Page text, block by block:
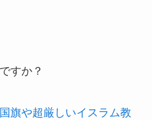
すか？
旗や超厳しいイスラム教